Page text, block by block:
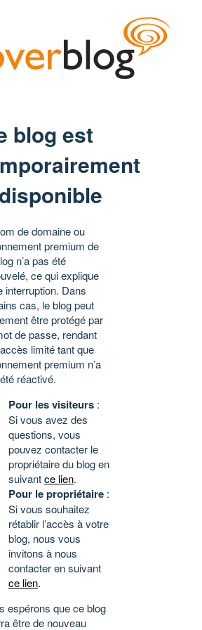
blog est
de domaine ou
premium de
n’a pas été
ce qui explique
interruption. Dans
cas, le blog peut
être protégé par
de passe, rendant
limité tant que
premium n’a
réactivé.
Pour les visiteurs :
Si vous avez des
questions, vous
pouvez contacter le
propriétaire du blog en
suivantce lien.
Pour le propriétaire :
Si vous souhaitez
rétablir l’accès à votre
blog, nous vous
invitons à nous
contacter en suivant
ce lien.
espérons que ce blog
être de nouveau